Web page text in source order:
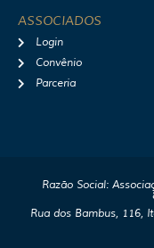
ASSOCIADOS
Login
Convênio
Parceria
Razão Social:
Rua dos Bambus, 116,